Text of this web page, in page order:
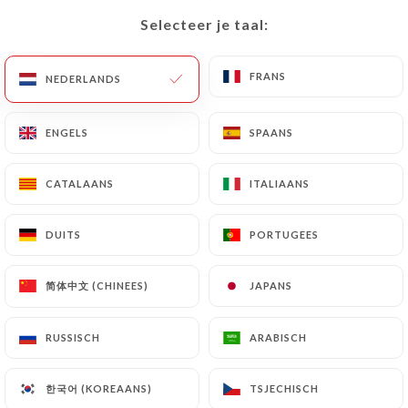
Selecteer je taal:
NEDERLANDS FRANS
ENGELS SPAANS
CATALAANS ITALIAANS
DUITS PORTUGEES
简体中文 (CHINEES) JAPANS
RUSSISCH ARABISCH
한국어 (KOREAANS) TSJECHISCH
Selecteer je taal:
NEDERLANDS FRANS
ENGELS SPAANS
CATALAANS ITALIAANS
DUITS PORTUGEES
简体中文 (CHINEES) JAPANS
RUSSISCH ARABISCH
한국어 (KOREAANS) TSJECHISCH